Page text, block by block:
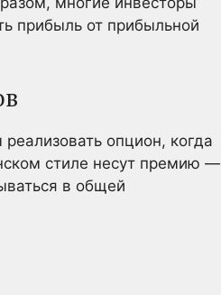
прибыль от прибыльной
опцион, когда
стиле несут премию —
в общей